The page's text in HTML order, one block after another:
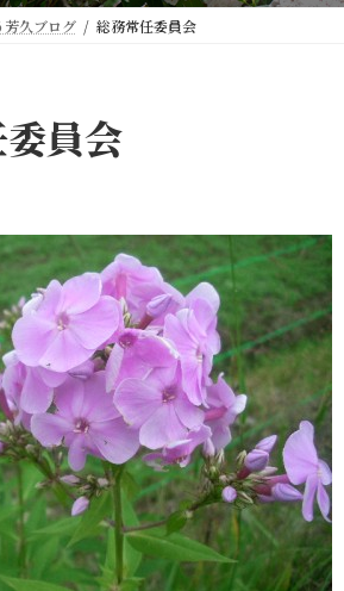
芳久ブログ 総務常任委員会
員会